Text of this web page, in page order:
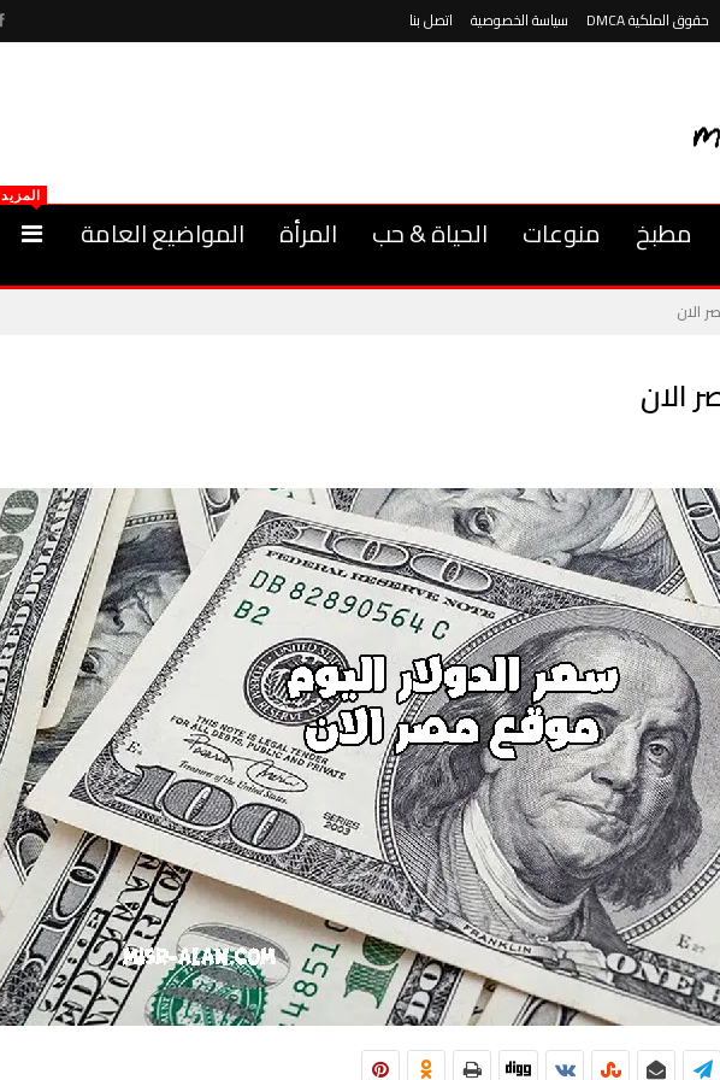
حقوق الملكية DMCA سياسة الخصوصية اتصل بنا
مطبخ منوعات الحياة & حب المرأة المواضيع العامة
المزيد
الان
الان